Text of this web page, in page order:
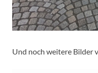
Und noch weitere Bilder